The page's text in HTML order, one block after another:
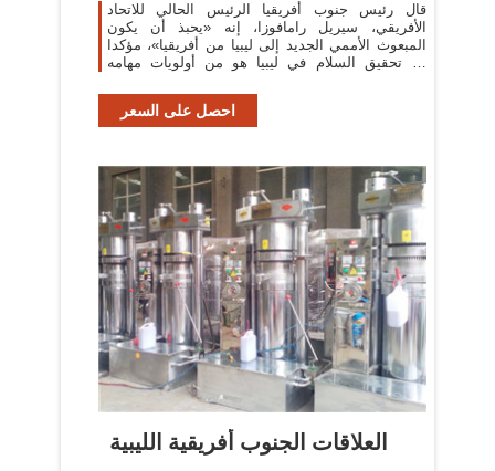
قال رئيس جنوب أفريقيا الرئيس الحالي للاتحاد
الأفريقي، سيريل رامافوزا، إنه «يحبذ أن يكون
المبعوث الأممي الجديد إلى ليبيا من أفريقيا»، مؤكدا
أن تحقيق السلام في ليبيا هو من أولويات مهامه
احصل على السعر
العلاقات الجنوب أفريقية الليبية